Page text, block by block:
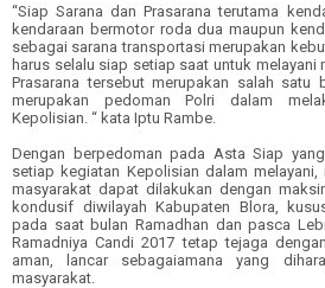
“Siap Sarana dan Prasarana terutama
kendaraan bermotor roda dua maupun
sebagai sarana transportasi merupakan
harus selalu siap setiap saat untuk melayani
Prasarana tersebut merupakan salah satu
merupakan pedoman Polri dalam
Kepolisian. “ kata Iptu Rambe.
Dengan berpedoman pada Asta Siap
setiap kegiatan Kepolisian dalam
masyarakat dapat dilakukan dengan
kondusif diwilayah Kabupaten Blora,
pada saat bulan Ramadhan dan pasca
Ramadniya Candi 2017 tetap tejaga
aman, lancar sebagaiamana yang
masyarakat.